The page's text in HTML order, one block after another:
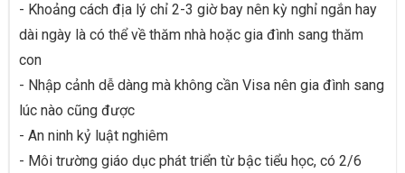
- Khoảng cách địa lý chỉ 2-3 giờ bay nên kỳ nghỉ ngắn hay
dài ngày là có thể về thăm nhà hoặc gia đình sang thăm
con
- Nhập cảnh dễ dàng mà không cần Visa nên gia đình sang
lúc nào cũng được
- An ninh kỷ luật nghiêm
- Môi trường giáo dục phát triển từ bậc tiểu học, có 2/6